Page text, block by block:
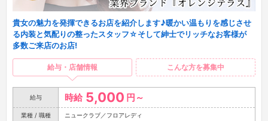
貴女の魅力を発揮できるお店を紹介します♪暖かい温もりを感じさせ
る内装と気配りの整ったスタッフ☆そして紳士でリッチなお客様が
多数ご来店のお店!
給与・店舗情報 こんな方を募集中
給与 時給 5,000 円～
業種 / 職種 ニュークラブ／フロアレディ